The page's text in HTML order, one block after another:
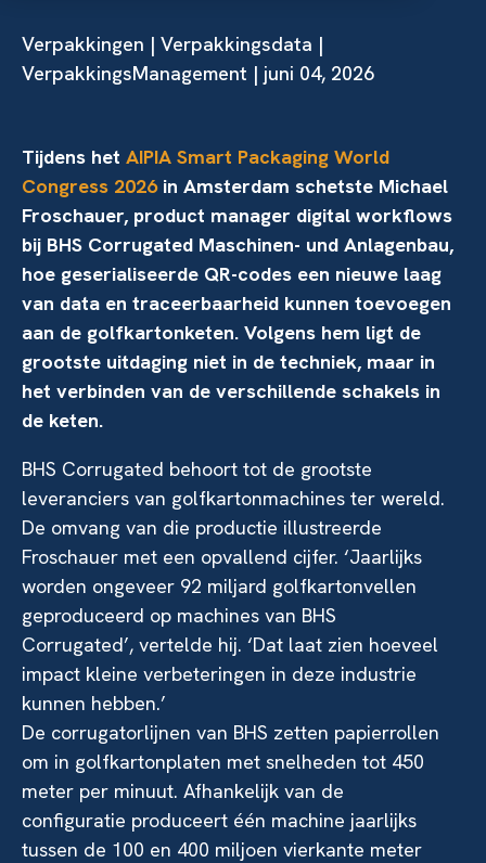
Verpakkingen | Verpakkingsdata |
VerpakkingsManagement | juni 04, 2026
Tijdens het AIPIA Smart Packaging World
Congress 2026in Amsterdam schetste Michael
Froschauer, product manager digital workflows
bij BHS Corrugated Maschinen- und Anlagenbau,
hoe geserialiseerde QR-codes een nieuwe laag
van data en traceerbaarheid kunnen toevoegen
aan de golfkartonketen. Volgens hem ligt de
grootste uitdaging niet in de techniek, maar in
het verbinden van de verschillende schakels in
de keten.
BHS Corrugated behoort tot de grootste
leveranciers van golfkartonmachines ter wereld.
De omvang van die productie illustreerde
Froschauer met een opvallend cijfer. ‘Jaarlijks
worden ongeveer 92 miljard golfkartonvellen
geproduceerd op machines van BHS
Corrugated’, vertelde hij. ‘Dat laat zien hoeveel
impact kleine verbeteringen in deze industrie
kunnen hebben.’
De corrugatorlijnen van BHS zetten papierrollen
om in golfkartonplaten met snelheden tot 450
meter per minuut. Afhankelijk van de
configuratie produceert één machine jaarlijks
tussen de 100 en 400 miljoen vierkante meter